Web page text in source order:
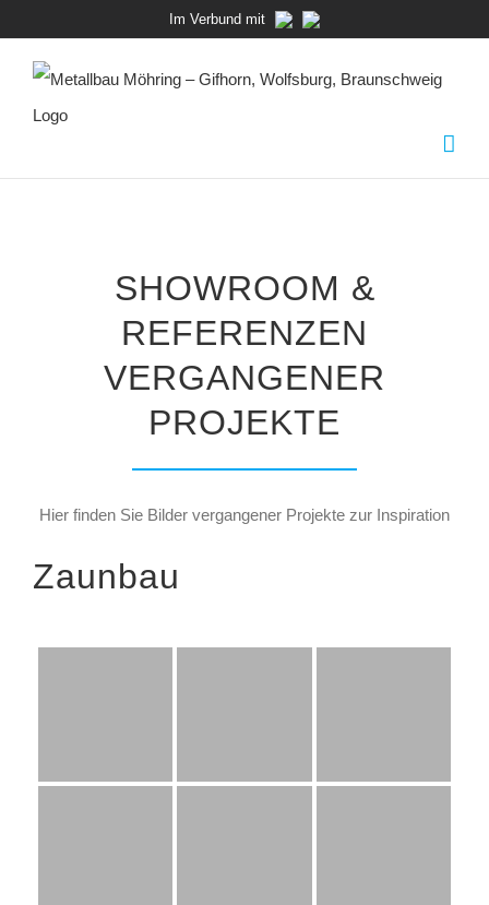
springen
Im Verbund mit
SHOWROOM &
REFERENZEN
VERGANGENER
PROJEKTE
Hier finden Sie Bilder vergangener Projekte zur Inspiration
Zaunbau